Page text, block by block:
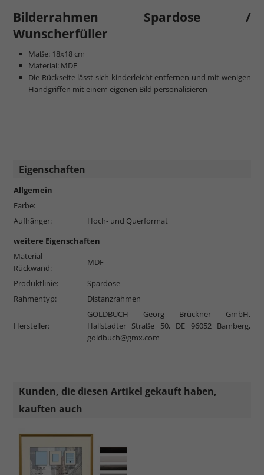
Bilderrahmen Spardose /
Wunscherfüller
Maße: 18x18 cm
Material: MDF
Die Rückseite lässt sich kinderleicht entfernen und mit wenigen
Handgriffen mit einem eigenen Bild personalisieren
Eigenschaften
Allgemein
Farbe:
Aufhänger:
Hoch- und Querformat
weitere Eigenschaften
Material
Rückwand:
MDF
Produktlinie:
Spardose
Rahmentyp:
Distanzrahmen
Hersteller:
GOLDBUCH Georg Brückner GmbH,
Hallstadter Straße 50, DE 96052 Bamberg,
goldbuch@gmx.com
Kunden, die diesen Artikel gekauft haben,
kauften auch